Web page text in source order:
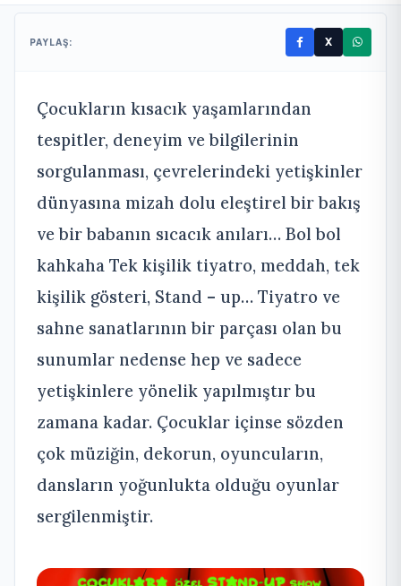
PAYLAŞ: X
Çocukların kısacık yaşamlarından
tespitler, deneyim ve bilgilerinin
sorgulanması, çevrelerindeki yetişkinler
dünyasına mizah dolu eleştirel bir bakış
ve bir babanın sıcacık anıları… Bol bol
kahkaha Tek kişilik tiyatro, meddah, tek
kişilik gösteri, Stand – up… Tiyatro ve
sahne sanatlarının bir parçası olan bu
sunumlar nedense hep ve sadece
yetişkinlere yönelik yapılmıştır bu
zamana kadar. Çocuklar içinse sözden
çok müziğin, dekorun, oyuncuların,
dansların yoğunlukta olduğu oyunlar
sergilenmiştir.